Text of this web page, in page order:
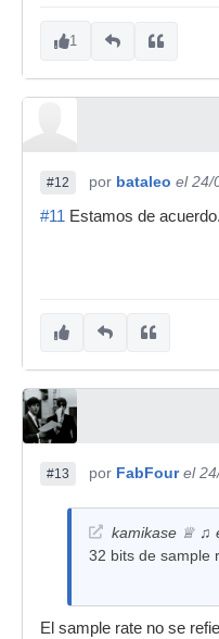
1
#12 por bataleo el 24/
#11 Estamos de acuerdo.
#13 por FabFour el
kamikase ♕ ♫
32 bits de sample
El sample rate no se